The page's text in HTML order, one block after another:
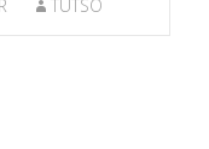
TUTSO